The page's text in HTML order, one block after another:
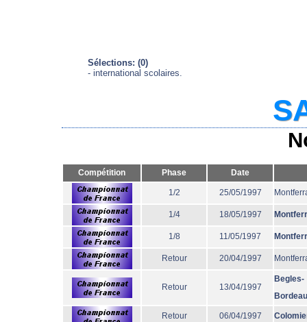
Sélections: (0)
- international scolaires.
Compétition Phase Date
1/2 25/05/1997
1/4 18/05/1997
1/8 11/05/1997
Retour 20/04/1997
Retour 13/04/1997
Begles-
Retour 06/04/1997